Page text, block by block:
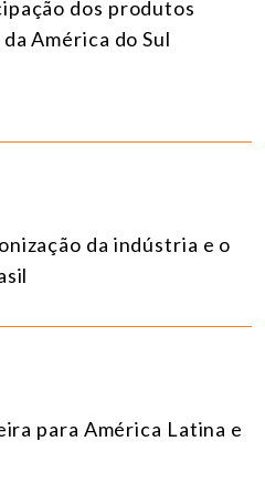
dos produtos
América do Sul
da indústria e o
para América Latina e